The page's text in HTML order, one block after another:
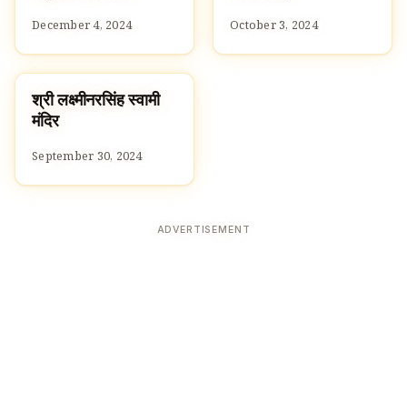
December 4, 2024 October 3, 2024
TEMPLES
श्री लक्ष्मीनरसिंह स्वामी
मंदिर
September 30, 2024
ADVERTISEMENT